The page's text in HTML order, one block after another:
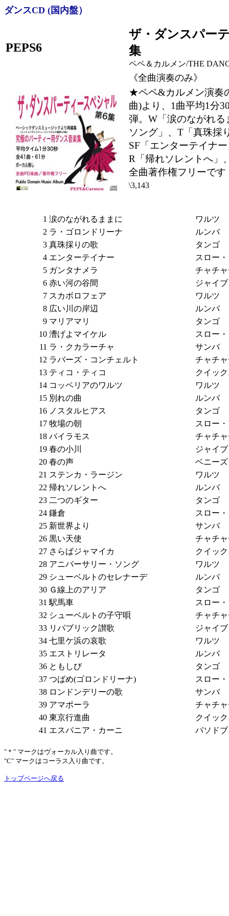
ダンスCD (国内盤）
PEPS6
ザ・ダンスパー
集
ペペ＆カルメン/THE
《全曲演奏のみ》
★ペペ&カルメン演奏
曲)より、1曲平均1分
弾。W「涙のながれ
ソング」、T「真珠採
SF「エンターテイナ
R「帰れソレントへ」
全曲著作権フリーです
\3,143
1 涙のながれるままに
ワルツ
2 ラ・ゴロンドリーナ
ルンバ
3 真珠採りの歌
タンゴ
4 エンターテイナー
スロー
5 ガンタナメラ
チャチ
6 赤い河の谷間
ジャイブ
7 スカボロフェア
ワルツ
8 広い川の岸辺
ルンバ
9 マリアマリ
タンゴ
10 漕げよマイケル
スロー
11 ラ・クカラーチャ
サンバ
12 ラバーズ・コンチェルト
チャチ
13 ティコ・ティコ
クイッ
14 コッペリアのワルツ
ワルツ
15 別れの曲
ルンバ
16 ノスタルヒアス
タンゴ
17 牧場の朝
スロー
18 バイラモス
チャチ
19 春の小川
ジャイブ
20 春の声
ベニー
21 ステンカ・ラージン
ワルツ
22 帰れソレントへ
ルンバ
23 二つのギター
タンゴ
24 鎌倉
スロー
25 新世界より
サンバ
26 黒い天使
チャチ
27 さらばジャマイカ
クイッ
28 アニバーサリー・ソング
ワルツ
29 シューベルトのセレナーデ
ルンバ
30 Ｇ線上のアリア
タンゴ
31 駅馬車
スロー
32 シューベルトの子守唄
チャチ
33 リパブリック讃歌
ジャイブ
34 七里ケ浜の哀歌
ワルツ
35 エストリレータ
ルンバ
36 ともしび
タンゴ
37 つばめ(ゴロンドリーナ)
スロー
38 ロンドンデリーの歌
サンバ
39 アマポーラ
チャチ
40 東京行進曲
クイッ
41 エスパニア・カーニ パソド
"＊" マークはヴォーカル入り曲です。
"C" マークはコーラス入り曲です。
トップページへ戻る